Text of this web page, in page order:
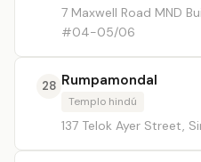
7 Maxwell Road MND
#04-05/06
28 Rumpamondal
Templo hindú
137 Telok Ayer Street,